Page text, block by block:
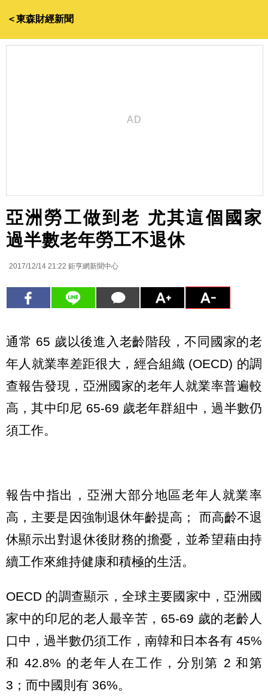
＜東森財經新聞
亞洲勞工做到老 尤其這個國家
過半數老年勞工不退休
2017/12/14 21:22 鉅亨網新聞中心
通常 65 歲以後進入老齡階段，不同國家的老
年人就業率差距很大，經合組織 (OECD) 的調
查報告發現，亞洲國家的老年人就業率普遍較
高，其中印尼 65-69 歲老年群組中，過半數仍
須工作。
報告中指出，亞洲大部分地區老年人就業率
高，主要是因強制退休年齡提高； 而高齡不退
休顯示出對退休後財務的擔憂，並希望藉由持
續工作來維持健康和積極的生活。
OECD 的調查顯示，全球主要國家中，亞洲國
家中的印尼的老人最辛苦，65-69 歲的老齡人
口中，過半數仍須工作，南韓和日本各有 45%
和 42.8% 的老年人在工作，分別第 2 和第
3；而中國則有 36%。